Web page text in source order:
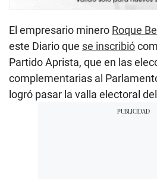
El empresario minero Roque
este Diario que se inscribió
Partido Aprista, que en las
complementarias al
logró pasar la valla electoral